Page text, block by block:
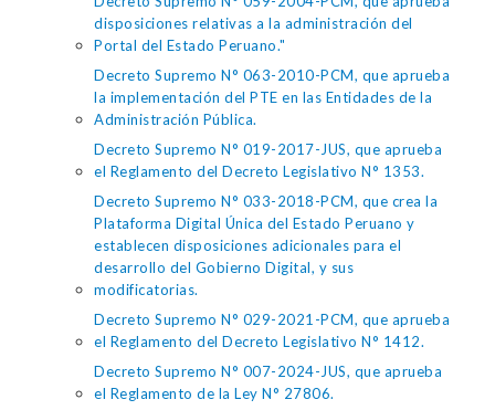
disposiciones relativas a la administración del
Portal del Estado Peruano."
Decreto Supremo N° 063-2010-PCM, que aprueba
la implementación del PTE en las Entidades de la
Administración Pública.
Decreto Supremo N° 019-2017-JUS, que aprueba
el Reglamento del Decreto Legislativo N° 1353.
Decreto Supremo N° 033-2018-PCM, que crea la
Plataforma Digital Única del Estado Peruano y
establecen disposiciones adicionales para el
desarrollo del Gobierno Digital, y sus
modificatorias.
Decreto Supremo N° 029-2021-PCM, que aprueba
el Reglamento del Decreto Legislativo N° 1412.
Decreto Supremo N° 007-2024-JUS, que aprueba
el Reglamento de la Ley N° 27806.